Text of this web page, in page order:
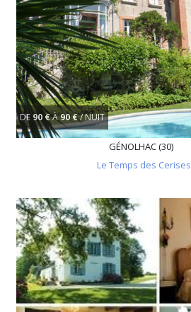
DE 90 €À90 €/ NUIT
GÉNOLHAC (30)
Le Temps des Cerises